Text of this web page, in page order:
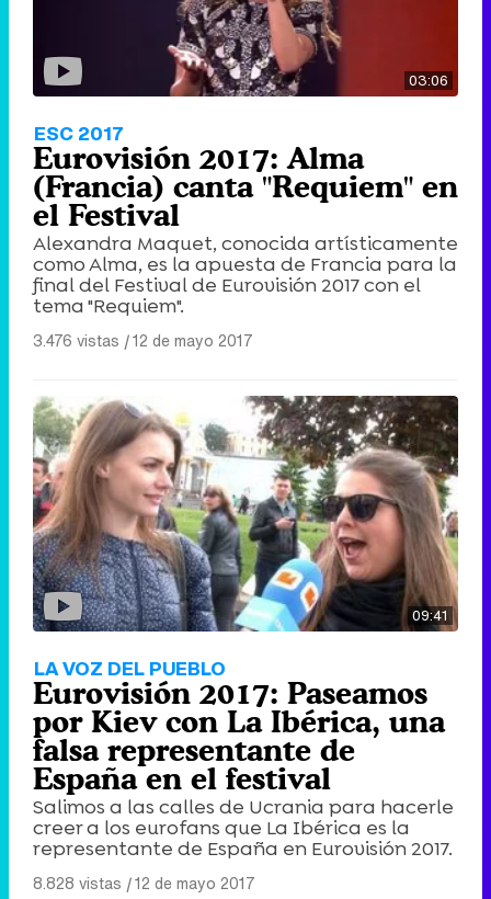
03:06
ESC 2017
Eurovisión 2017: Alma
(Francia) canta "Requiem" en
el Festival
Alexandra Maquet, conocida artísticamente
como Alma, es la apuesta de Francia para la
final del Festival de Eurovisión 2017 con el
tema "Requiem".
3.476 vistas |12 de mayo 2017
09:41
LA VOZ DEL PUEBLO
Eurovisión 2017: Paseamos
por Kiev con La Ibérica, una
falsa representante de
España en el festival
Salimos a las calles de Ucrania para hacerle
creer a los eurofans que La Ibérica es la
representante de España en Eurovisión 2017.
8.828 vistas |12 de mayo 2017